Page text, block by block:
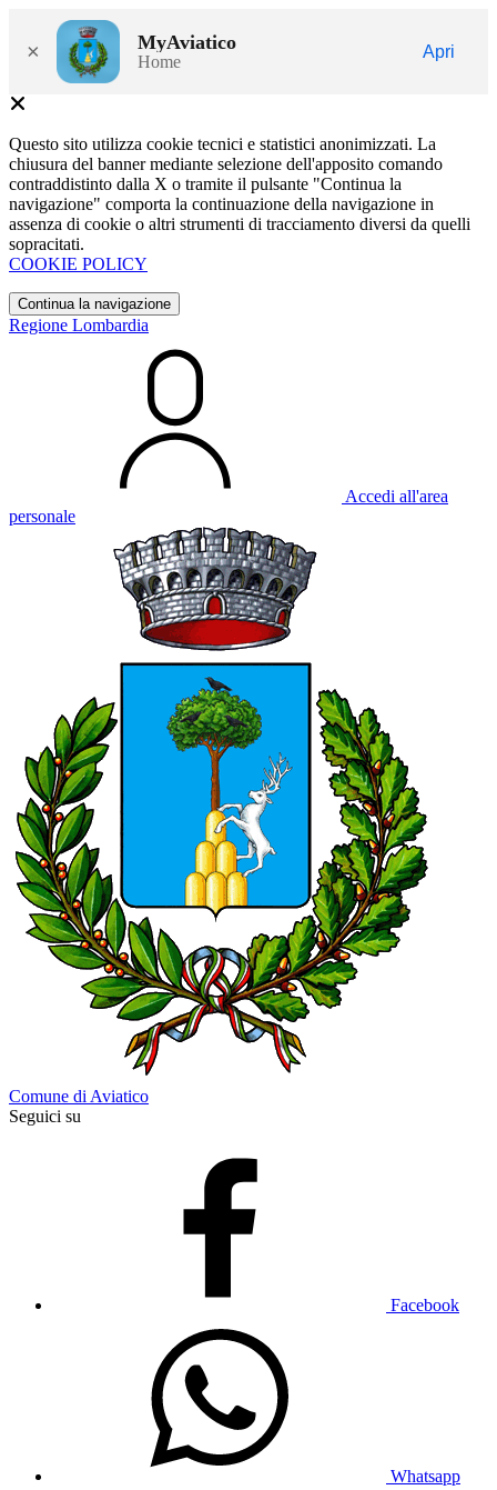
× MyAviatico
Home
Apri
Questo sito utilizza cookie tecnici e statistici anonimizzati. La
chiusura del banner mediante selezione dell'apposito comando
contraddistinto dalla X o tramite il pulsante "Continua la
navigazione" comporta la continuazione della navigazione in
assenza di cookie o altri strumenti di tracciamento diversi da quelli
sopracitati.
COOKIE POLICY
Continua la navigazione
Regione Lombardia
Accedi all'area
personale
Comune di Aviatico
Seguici su
Facebook
Whatsapp